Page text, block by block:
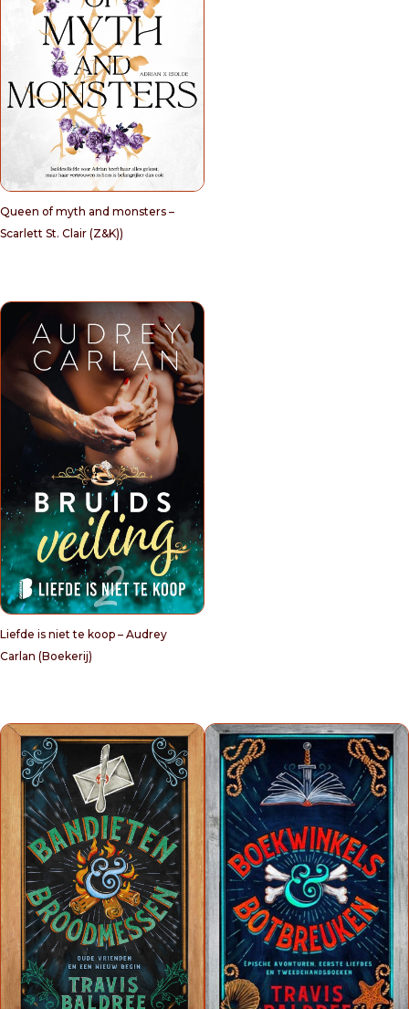
Queen of myth and monsters –
Scarlett St. Clair (Z&K))
Liefde is niet te koop – Audrey
Carlan (Boekerij)